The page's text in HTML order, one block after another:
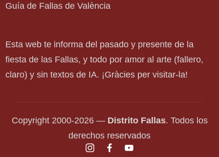
Guía de Fallas de València
Esta web te informa del pasado y presente de la
fiesta de las Fallas, y todo por amor al arte (fallero,
claro) y sin textos de IA. ¡Gràcies per visitar-la!
Copyright 2000-2026 — Distrito Fallas. Todos los
derechos reservados
instagram.com
facebook.com
youtube.com